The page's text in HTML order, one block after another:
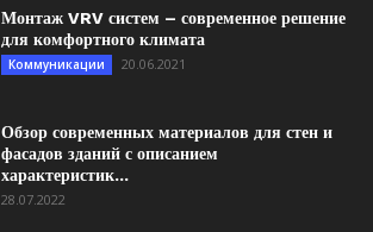
Монтаж VRV систем – современное решение
для комфортного климата
Коммуникации 20.06.2021
Обзор современных материалов для стен и
фасадов зданий с описанием
характеристик...
28.07.2022